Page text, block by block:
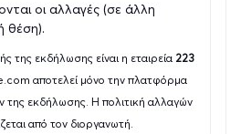
οι αλλαγές (σε άλλη
θέση).
της εκδήλωσης είναι η εταιρεία 223
αποτελεί μόνο την πλατφόρμα
της εκδήλωσης. Η πολιτική αλλαγών
από τον διοργανωτή.